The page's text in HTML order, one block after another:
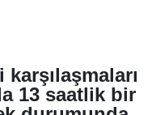
13 saatlik bir